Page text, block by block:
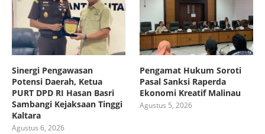
Sinergi Pengawasan
Potensi Daerah, Ketua
PURT DPD RI Hasan Basri
Sambangi Kejaksaan Tinggi
Kaltara
Agustus 6, 2026
Pengamat Hukum Soroti
Pasal Sanksi Raperda
Ekonomi Kreatif Malinau
Agustus 5, 2026